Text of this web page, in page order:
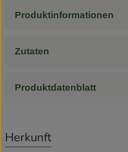
Rezepte
Produktinformationen
Zutaten
Produktdatenblatt
Herkunft